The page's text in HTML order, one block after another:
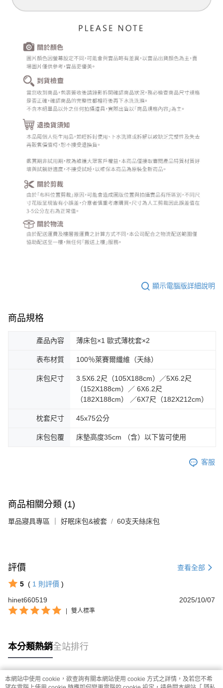
顯示電腦版詳細說明
商品規格
產品內容 薄床包×1 歐式薄枕套×2
表布材質 100％萊賽爾纖維（天絲）
床包尺寸
3.5X6.2尺（105X188cm）／5X6.2尺
（152X188cm）／ 6X6.2尺
（182X188cm） ／6X7尺（182X212cm）
枕套尺寸 45x75公分
床包包覆 床墊高度35cm （含）以下皆可使用
客服
商品相關分類 (1)
單品寢具專區 ｜ 好眠床包&被套 60支天絲床包
評價 查看全部
5 ( 1 則評價 )
hinet660519
2025/10/07
| 雙人標準
本分類熱銷全站排行
熱門標籤
本網站中使用 cookie，欲查詢有關本網站使用 cookie 方式之詳情，及若您不希